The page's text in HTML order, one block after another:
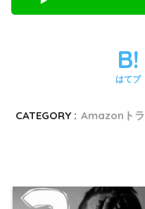
はてブ
CATEGORY : Amazonト